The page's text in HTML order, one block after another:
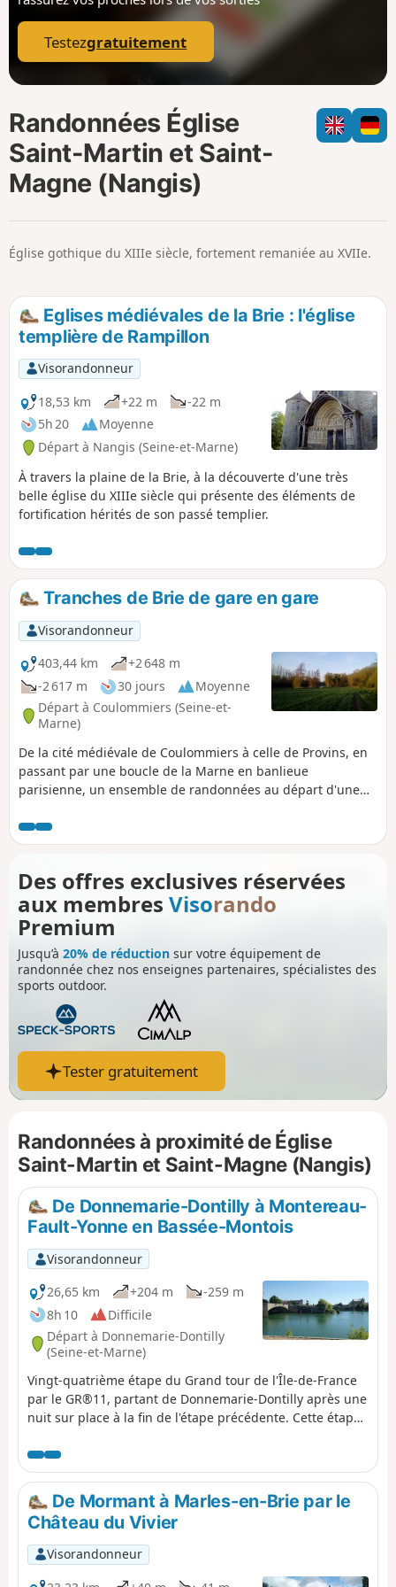
p
Testezgratuitement
Randonnées Église
Saint-Martin et Saint-
Magne (Nangis)
Église gothique du XIIIe siècle, fortement remaniée au XVIIe.
Eglises médiévales de la Brie : l'église
templière de Rampillon
Visorandonneur
18,53 km
+22 m
-22 m
5h 20
Moyenne
Départ à Nangis (Seine-et-Marne)
À travers la plaine de la Brie, à la découverte d'une très
belle église du XIIIe siècle qui présente des éléments de
fortification hérités de son passé templier.
Tranches de Brie de gare en gare
Visorandonneur
403,44 km
+2 648 m
-2 617 m
30 jours
Moyenne
Départ à Coulommiers (Seine-et-
Marne)
De la cité médiévale de Coulommiers à celle de Provins, en
passant par une boucle de la Marne en banlieue
parisienne, un ensemble de randonnées au départ d'une
patrimoine.
Des offres exclusives réservées
aux membres Visorando
Premium
Jusqu’à 20% de réduction sur votre équipement de
randonnée chez nos enseignes partenaires, spécialistes des
sports outdoor.
Tester gratuitement
Randonnées à proximité de Église
Saint-Martin et Saint-Magne (Nangis)
De Donnemarie-Dontilly à Montereau-
Fault-Yonne en Bassée-Montois
Visorandonneur
26,65 km
+204 m
-259 m
8h 10
Difficile
Départ à Donnemarie-Dontilly
(Seine-et-Marne)
Vingt-quatrième étape du Grand tour de l'Île-de-France
par le GR®11, partant de Donnemarie-Dontilly après une
nuit sur place à la fin de l'étape précédente. Cette étape
Montereau-Fault-Yonne, confluence entre la Seine et
l'Yonne. Elle passe ainsi d'un paysage agricole à un
paysage de marais dans la vallée, se terminant en milieu
plus urbain.
De Mormant à Marles-en-Brie par le
Château du Vivier
Visorandonneur